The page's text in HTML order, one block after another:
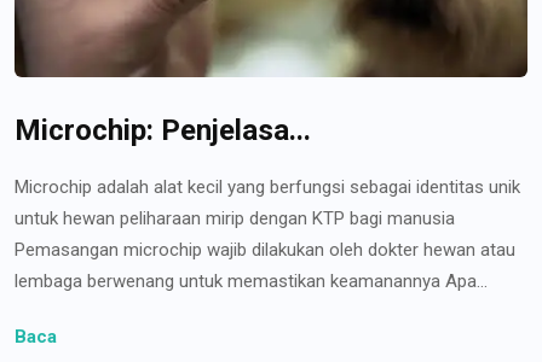
Microchip: Penjelasa...
Microchip adalah alat kecil yang berfungsi sebagai identitas unik
untuk hewan peliharaan mirip dengan KTP bagi manusia
Pemasangan microchip wajib dilakukan oleh dokter hewan atau
lembaga berwenang untuk memastikan keamanannya Apa...
Baca